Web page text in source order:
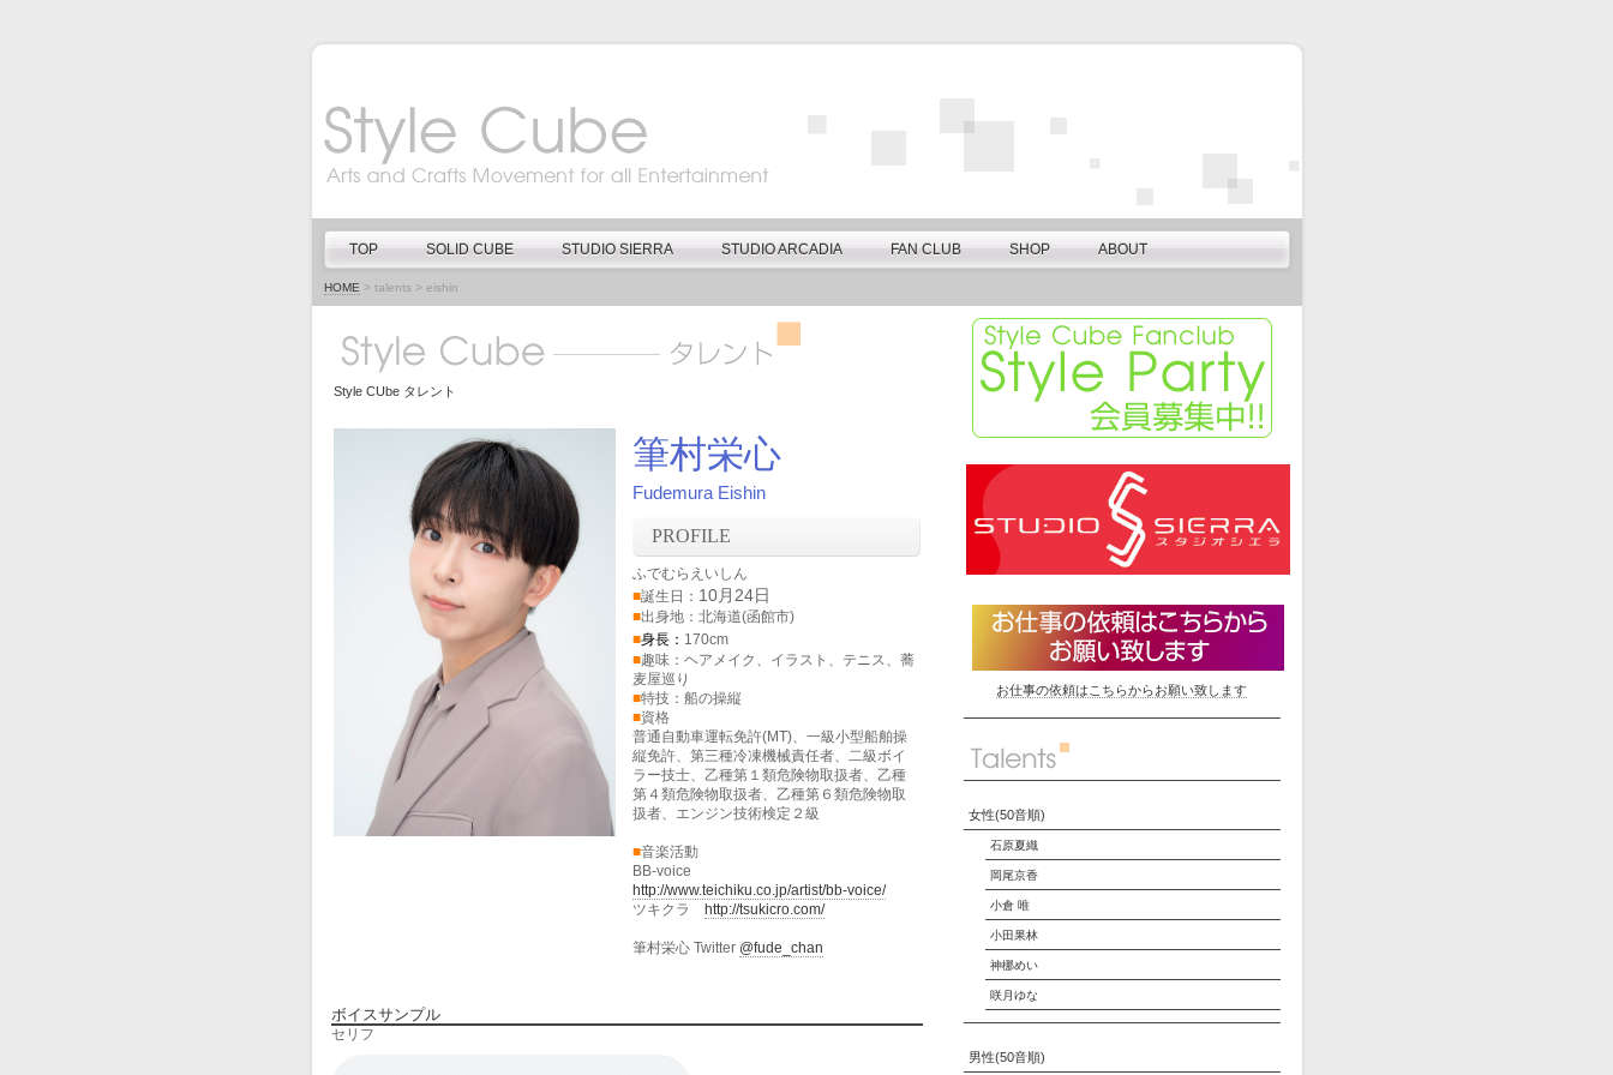
TOP SOLID CUBE STUDIO SIERRA STUDIO ARCADIA FAN CLUB SHOP ABOUT
HOME > talents> eishin
Style CUbe タレント
筆村栄心
Fudemura Eishin
PROFILE
ふでむらえいしん
■誕生日： 10月 24日
■出身地： 北海道(函館市)
■身長： 170cm
■趣味： ヘアメイク、イラスト、テニス、蕎
麦屋巡り
■特技： 船の操縦
■資格
普通自動車運転免許(MT)、一級小型船舶操
縦免許、第三種冷凍機械責任者、二級ボイ
ラー技士、乙種第１類危険物取扱者、乙種
第４類危険物取扱者、乙種第６類危険物取
扱者、エンジン技術検定２級
■音楽活動
BB-voice
http://www.teichiku.co.jp/artist/bb-voice/
ツキクラ
http://tsukicro.com/
筆村栄心 Twitter @fude_chan
ボイスサンプル
セリフ
お仕事の依頼はこちらからお願い致します
女性(50音順)
石原夏織
岡尾京香
小倉 唯
小田果林
神梛めい
咲月ゆな
男性(50音順)